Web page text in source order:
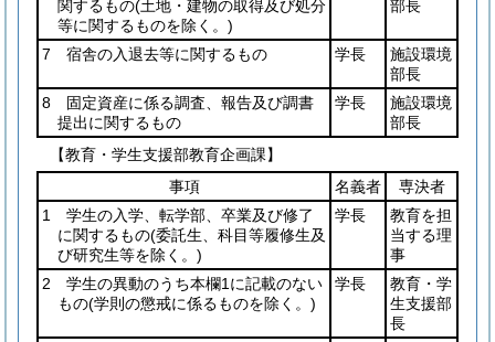
関するもの(土地・建物の取得及び処分
等に関するものを除く。)
部長
7 宿舎の入退去等に関するもの 学長
施設環境
部長
8 固定資産に係る調査、報告及び調書
提出に関するもの
学長
施設環境
部長
【教育・学生支援部教育企画課】
事項
名義者
専決者
1 学生の入学、転学部、卒業及び修了
に関するもの(委託生、科目等履修生及
び研究生等を除く。)
学長
教育を担
当する理
事
2 学生の異動のうち本欄1に記載のない
もの(学則の懲戒に係るものを除く。)
学長
教育・学
生支援部
長